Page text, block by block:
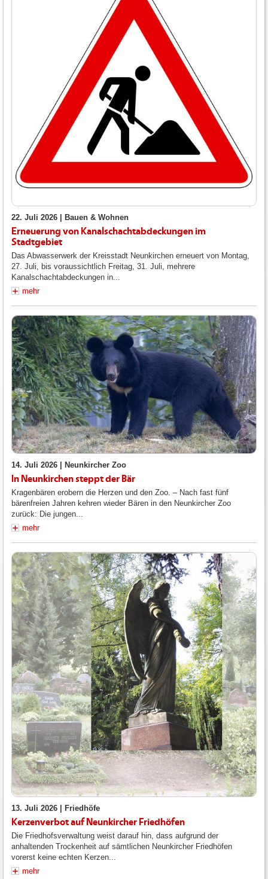
22. Juli 2026 | Bauen & Wohnen
Erneuerung von Kanalschachtabdeckungen im
Stadtgebiet
Das Abwasserwerk der Kreisstadt Neunkirchen erneuert von Montag,
27. Juli, bis voraussichtlich Freitag, 31. Juli, mehrere
Kanalschachtabdeckungen in...
mehr
14. Juli 2026 | Neunkircher Zoo
In Neunkirchen steppt der Bär
Kragenbären erobern die Herzen und den Zoo. – Nach fast fünf
bärenfreien Jahren kehren wieder Bären in den Neunkircher Zoo
zurück: Die jungen...
mehr
13. Juli 2026 | Friedhöfe
Kerzenverbot auf Neunkircher Friedhöfen
Die Friedhofsverwaltung weist darauf hin, dass aufgrund der
anhaltenden Trockenheit auf sämtlichen Neunkircher Friedhöfen
vorerst keine echten Kerzen...
mehr